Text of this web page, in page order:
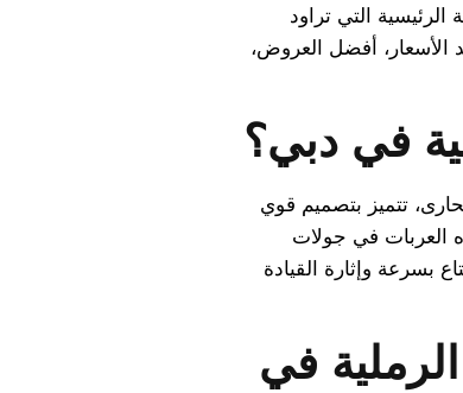
الرئيسية التي تراود
الأسعار، أفضل العروض،
في دبي؟
تتميز بتصميم قوي
العربات في جولات
بسرعة وإثارة القيادة
في